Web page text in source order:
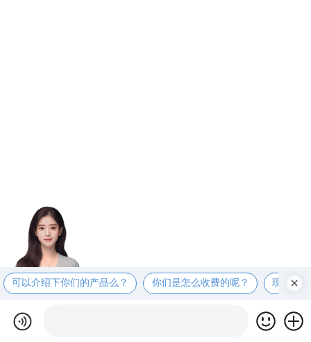
可以介绍下你们的产品么？ 你们是怎么收费的呢？ 现在有